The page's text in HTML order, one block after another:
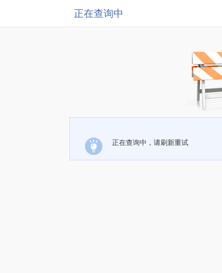
正在查询中
正在查询中，请刷新重试